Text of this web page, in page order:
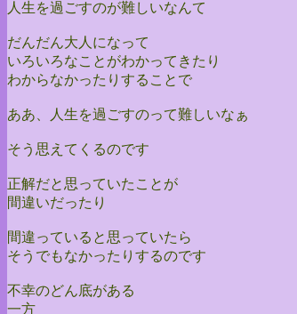
人生を過ごすのが難しいなんて
だんだん大人になって
いろいろなことがわかってきたり
わからなかったりすることで
ああ、人生を過ごすのって難しいなぁ
そう思えてくるのです
正解だと思っていたことが
間違いだったり
間違っていると思っていたら
そうでもなかったりするのです
不幸のどん底がある
一方